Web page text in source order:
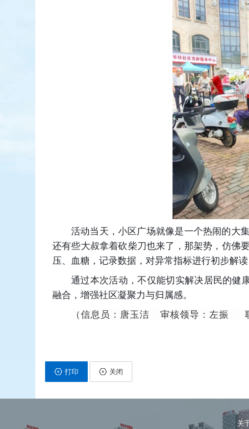
活动当天，小区广场就像是一个热闹的大
还有些大叔拿着砍柴刀也来了，那架势，仿佛
压、血糖，记录数据，对异常指标进行初步解读
通过本次活动，不仅能切实解决居民的健
融合，增强社区凝聚力与归属感。
（信息员：唐玉洁 审核领导：左振
打印 关闭
关